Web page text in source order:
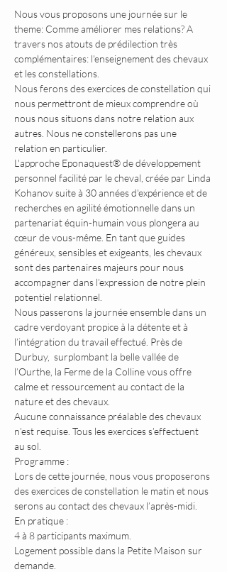
Nous vous proposons une journée sur le
theme: Comme améliorer mes relations? A
travers nos atouts de prédilection très
complémentaires: l'enseignement des chevaux
et les constellations.
Nous ferons des exercices de constellation qui
nous permettront de mieux comprendre où
nous nous situons dans notre relation aux
autres. Nous ne constellerons pas une
relation en particulier.
L'approche Eponaquest® de développement
personnel facilité par le cheval, créée par Linda
Kohanov suite à 30 années d'expérience et de
recherches en agilité émotionnelle dans un
partenariat équin-humain vous plongera au
cœur de vous-même. En tant que guides
généreux, sensibles et exigeants, les chevaux
sont des partenaires majeurs pour nous
accompagner dans l’expression de notre plein
potentiel relationnel.
Nous passerons la journée ensemble dans un
cadre verdoyant propice à la détente et à
l’intégration du travail effectué. Près de
Durbuy,  surplombant la belle vallée de
l’Ourthe, la Ferme de la Colline vous offre
calme et ressourcement au contact de la
nature et des chevaux.
Aucune connaissance préalable des chevaux
n’est requise. Tous les exercices s’effectuent
au sol.
Programme :
Lors de cette journée, nous vous proposerons
des exercices de constellation le matin et nous
serons au contact des chevaux l’après-midi.
En pratique :
4 à 8 participants maximum.
Logement possible dans la Petite Maison sur
demande.